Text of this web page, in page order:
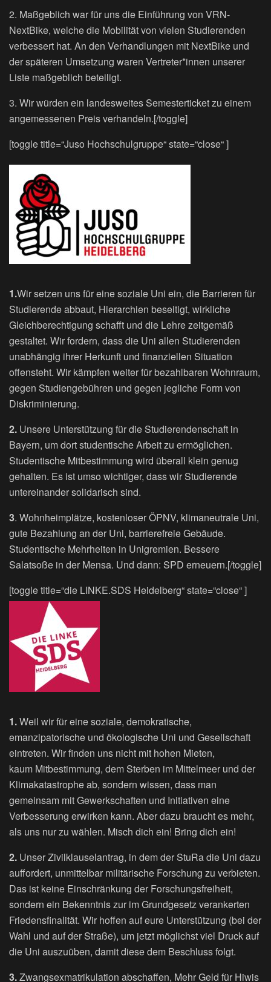
2. Maßgeblich war für uns die Einführung von VRN-
NextBike, welche die Mobilität von vielen Studierenden
verbessert hat. An den Verhandlungen mit NextBike und
der späteren Umsetzung waren Vertreter*innen unserer
Liste maßgeblich beteiligt.
3. Wir würden ein landesweites Semesterticket zu einem
angemessenen Preis verhandeln.[/toggle]
[toggle title=“Juso Hochschulgruppe“ state=“close“ ]
1.Wir setzen uns für eine soziale Uni ein, die Barrieren für
Studierende abbaut, Hierarchien beseitigt, wirkliche
Gleichberechtigung schafft und die Lehre zeitgemäß
gestaltet. Wir fordern, dass die Uni allen Studierenden
unabhängig ihrer Herkunft und finanziellen Situation
offensteht. Wir kämpfen weiter für bezahlbaren Wohnraum,
gegen Studiengebühren und gegen jegliche Form von
Diskriminierung.
2. Unsere Unterstützung für die Studierendenschaft in
Bayern, um dort studentische Arbeit zu ermöglichen.
Studentische Mitbestimmung wird überall klein genug
gehalten. Es ist umso wichtiger, dass wir Studierende
untereinander solidarisch sind.
3. Wohnheimplätze, kostenloser ÖPNV, klimaneutrale Uni,
gute Bezahlung an der Uni, barrierefreie Gebäude.
Studentische Mehrheiten in Unigremien. Bessere
Salatsoße in der Mensa. Und dann: SPD erneuern.[/toggle]
[toggle title=“die LINKE.SDS Heidelberg“ state=“close“ ]
1.Weil wir für eine soziale, demokratische,
emanzipatorische und ökologische Uni und Gesellschaft
eintreten. Wir finden uns nicht mit hohen Mieten,
kaum Mitbestimmung, dem Sterben im Mittelmeer und der
Klimakatastrophe ab, sondern wissen, dass man
gemeinsam mit Gewerkschaften und Initiativen eine
Verbesserung erwirken kann. Aber dazu braucht es mehr,
als uns nur zu wählen. Misch dich ein! Bring dich ein!
2. Unser Zivilklauselantrag, in dem der StuRa die Uni dazu
auffordert, unmittelbar militärische Forschung zu verbieten.
Das ist keine Einschränkung der Forschungsfreiheit,
sondern ein Bekenntnis zur im Grundgesetz verankerten
Friedensfinalität. Wir hoffen auf eure Unterstützung (bei der
Wahl und auf der Straße), um jetzt möglichst viel Druck auf
die Uni auszuüben, damit diese dem Beschluss folgt.
3.Zwangsexmatrikulation abschaffen, Mehr Geld für Hiwis